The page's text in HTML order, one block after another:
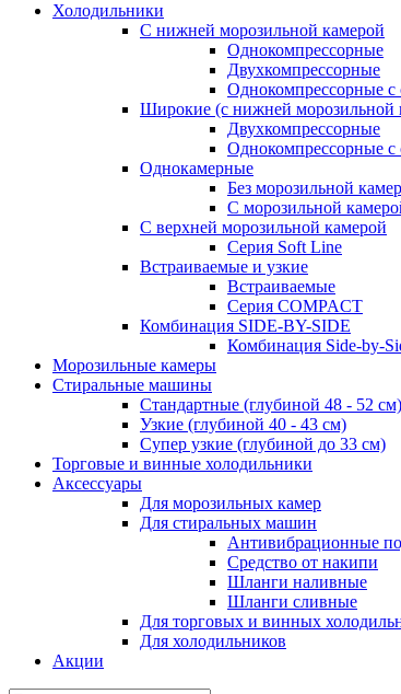
Холодильники
С нижней морозильной камерой
Однокомпрессорные
Двухкомпрессорные
Однокомпрессорные с
Широкие (с нижней морозильной
Двухкомпрессорные
Однокомпрессорные с
Однокамерные
Без морозильной
С морозильной
С верхней морозильной камерой
Серия Soft Line
Встраиваемые и узкие
Встраиваемые
Серия СOMPACT
Комбинация SIDE-BY-SIDE
Комбинация Side-by-
Морозильные камеры
Стиральные машины
Стандартные (глубиной 48 - 52 см)
Узкие (глубиной 40 - 43 см)
Супер узкие (глубиной до 33 см)
Торговые и винные холодильники
Аксессуары
Для морозильных камер
Для стиральных машин
Антивибрационные
Средство от накипи
Шланги наливные
Шланги сливные
Для торговых и винных
Для холодильников
Акции